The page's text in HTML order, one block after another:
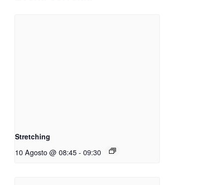
Stretching
10 Agosto @ 08:45 - 09:30